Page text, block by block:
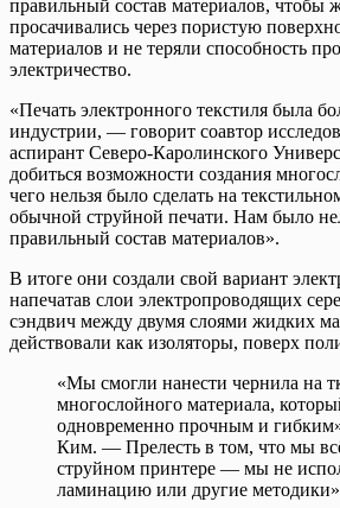
правильный состав материалов, чтобы
просачивались через пористую
материалов и не теряли способность
электричество.
«Печать электронного текстиля была
индустрии, — говорит соавтор
аспирант Северо-Каролинского
добиться возможности создания
чего нельзя было сделать на
обычной струйной печати. ​​Нам было
правильный состав материалов».
В итоге они создали свой вариант
напечатав слои электропроводящих
сэндвич между двумя слоями жидких
действовали как изоляторы, поверх
«Мы смогли нанести чернила на
многослойного материала,
одновременно прочным и
Ким. — Прелесть в том, что мы
струйном принтере — мы не
ламинацию или другие